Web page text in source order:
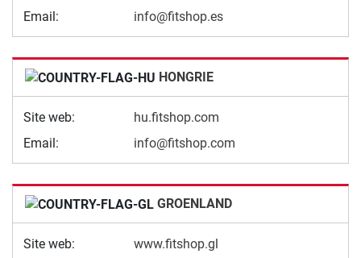
Email:
info@fitshop.es
HONGRIE
Site web:
hu.fitshop.com
Email:
info@fitshop.com
GROENLAND
Site web:
www.fitshop.gl